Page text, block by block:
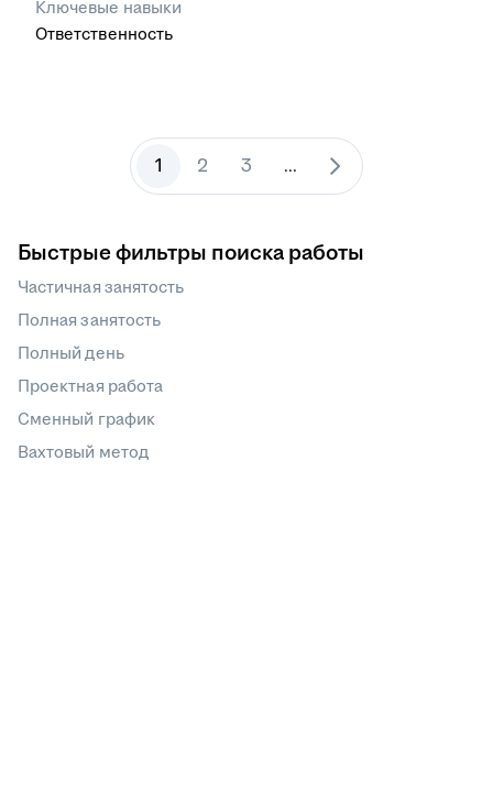
Ключевые навыки
Ответственность
1 2 3 ...
Быстрые фильтры поиска работы
Частичная занятость
Полная занятость
Полный день
Проектная работа
Сменный график
Вахтовый метод